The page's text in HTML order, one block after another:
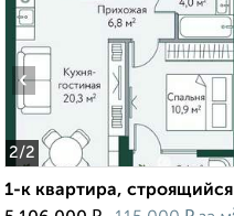
2/2
‹
1-к квартира,